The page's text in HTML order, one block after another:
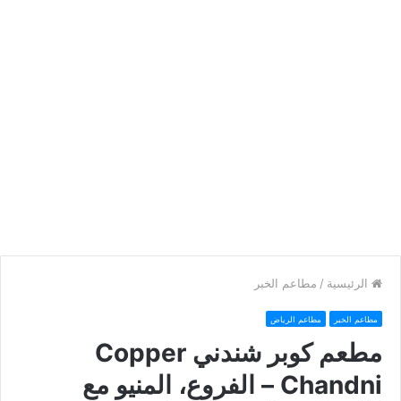
الرئيسية / مطاعم الخبر
مطاعم الخبر مطاعم الرياض
مطعم كوبر شندني Copper
Chandni – الفروع، المنيو مع